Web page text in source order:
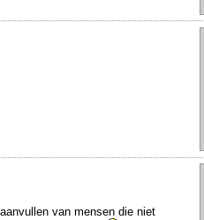
van mensen die niet